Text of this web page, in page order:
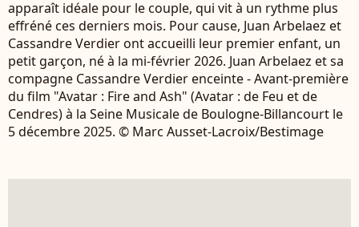
apparaît idéale pour le couple, qui vit à un rythme plus
effréné ces derniers mois. Pour cause, Juan Arbelaez et
Cassandre Verdier ont accueilli leur premier enfant, un
petit garçon, né à la mi-février 2026. Juan Arbelaez et sa
compagne Cassandre Verdier enceinte - Avant-première
du film "Avatar : Fire and Ash" (Avatar : de Feu et de
Cendres) à la Seine Musicale de Boulogne-Billancourt le
5 décembre 2025. © Marc Ausset-Lacroix/Bestimage